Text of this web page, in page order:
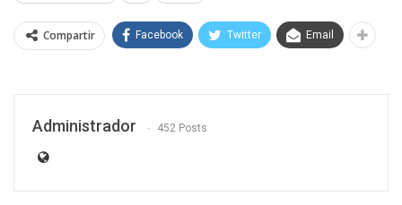
Compartir Facebook Twitter Email
Administrador 452 Posts